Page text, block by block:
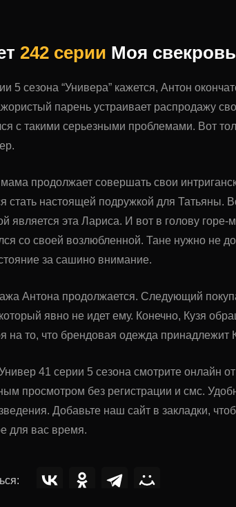
242 серии Моя
5 сезона “Универа” кажется, Антон
парень устраивает распродажу
с такими серьезными проблемами. Вот
продолжает совершать свои
стать настоящей подружкой для Татьяны.
является эта Лариса. И вот в голову
со своей возлюбленной. Тане нужно не
за сашино внимание.
Антона продолжается. Следующий
явно не идет ему. Конечно, Кузя
на то, что брендовая одежда принадлежит
41 серии 5 сезона смотрите онлайн
просмотром без регистрации и смс.
Добавьте наш сайт в закладки,
для вас время.